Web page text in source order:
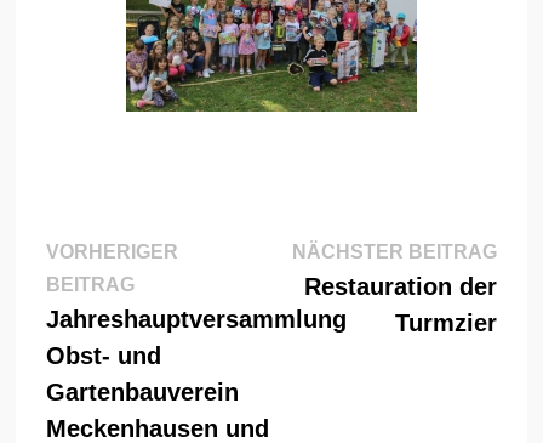
Beitragsnavigation
VORHERIGER
BEITRAGVorheriger
Beitrag:
Jahreshauptversammlung
Obst- und
Gartenbauverein
Meckenhausen und
NÄCHSTER BEITRAG
Restauration der
Turmzier